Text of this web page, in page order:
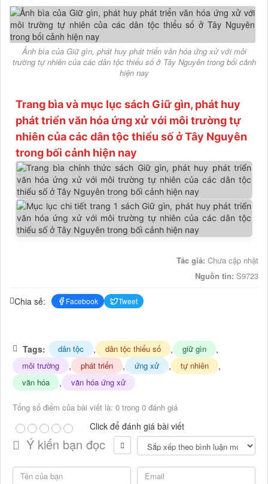
Ảnh bìa của Giữ gìn, phát huy phát triển văn hóa ứng xử với môi
trường tự nhiên của các dân tộc thiểu số ở Tây Nguyên trong bối cảnh
hiện nay
Trang bìa và mục lục sách Giữ gìn, phát huy
phát triển văn hóa ứng xử với môi trường tự
nhiên của các dân tộc thiểu số ở Tây Nguyên
trong bối cảnh hiện nay
Tác giả: Chưa cập nhật
Nguồn tin: S9723
Chia sẻ: Facebook Tweet
Tags: dân tộc , dân tộc thiểu số , giữ gìn ,
môi trường , phát triển , ứng xử , tự nhiên ,
văn hóa , văn hóa ứng xử
Tổng số điểm của bài viết là: 0 trong 0 đánh giá
Click để đánh giá bài viết
Ý kiến bạn đọc